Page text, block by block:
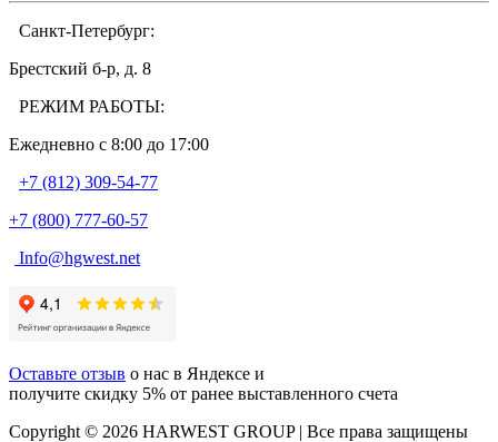
Санкт-Петербург:
Брестский б-р, д. 8
РЕЖИМ РАБОТЫ:
Ежедневно c 8:00 до 17:00
+7 (812) 309-54-77
+7 (800) 777-60-57
Info@hgwest.net
Оставьте отзыв о нас в Яндексе и
получите скидку 5% от ранее выставленного счета
Copyright © 2026 HARWEST GROUP | Все права защищены